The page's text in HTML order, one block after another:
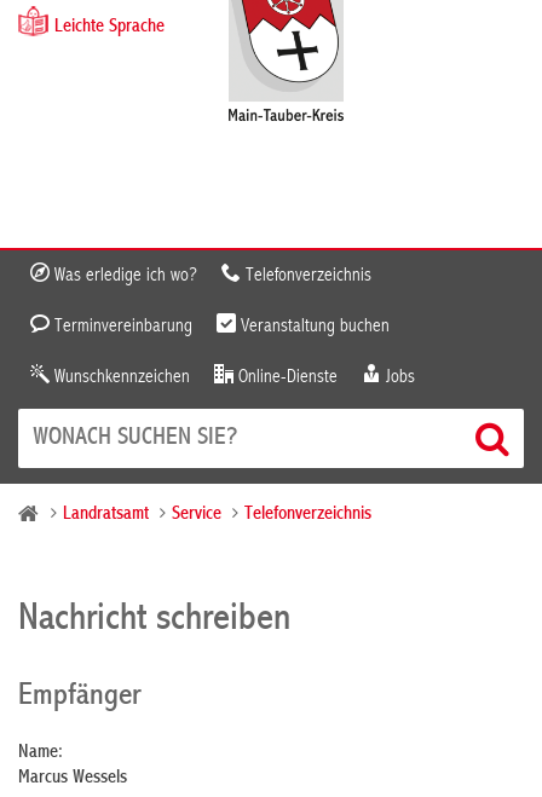
Leichte Sprache
Was erledige ich wo? Telefonverzeichnis
Terminvereinbarung Veranstaltung buchen
Wunschkennzeichen Online-Dienste Jobs
Landratsamt Service Telefonverzeichnis
Nachricht schreiben
Empfänger
Name:
Marcus Wessels